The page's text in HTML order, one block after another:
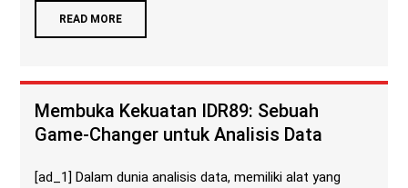
READ MORE
Membuka Kekuatan IDR89: Sebuah
Game-Changer untuk Analisis Data
[ad_1] Dalam dunia analisis data, memiliki alat yang